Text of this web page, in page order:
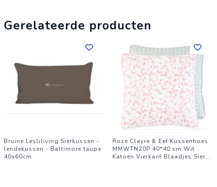
Gerelateerde producten
Bruine Lesliliving Sierkussen -
lendekussen - Baltimore taupe
40x60cm
Roze Clayre & Eef Kussenhoes
MMWTN20P 40*40 cm Wit
Katoen Vierkant Blaadjes Sier...